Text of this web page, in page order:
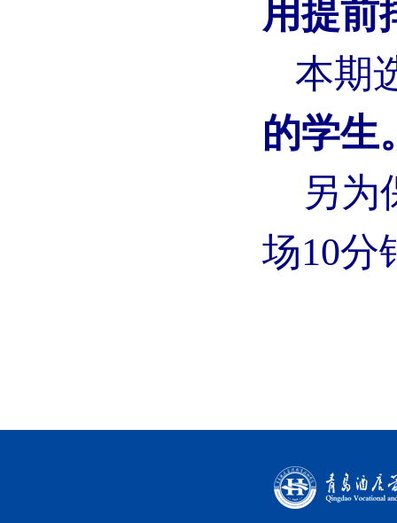
用提前
本期
的学生
另为
场10分